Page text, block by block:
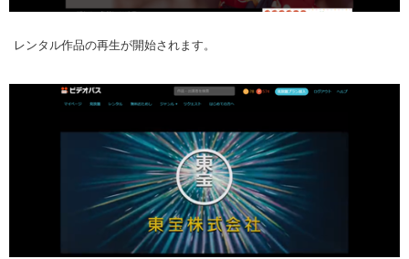
レンタル作品の再生が開始されます。